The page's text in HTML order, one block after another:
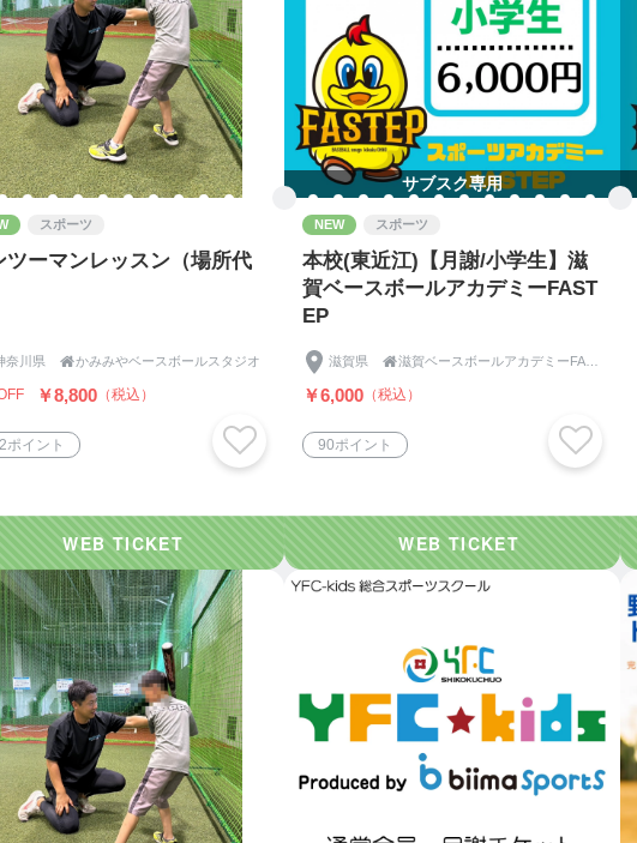
スポーツ
ツーマンレッスン（場所代
奈川県 かみみやベースボールスタジオ
￥8,800 （税込）
ポイント
サブスク専用
NEW スポーツ
本校(東近江)【月謝/小学生】滋
賀ベースボールアカデミーFAST
EP
滋賀県 
￥6,000 （税込）
90ポイント